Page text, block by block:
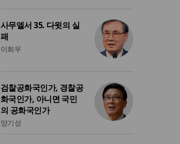
사무엘서 35. 다윗의 실
패
이희우
검찰공화국인가, 경찰공
화국인가, 아니면 국민
의 공화국인가
양기성